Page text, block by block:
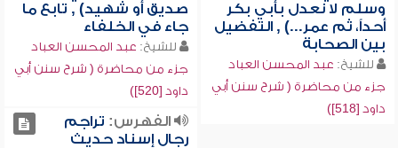
وسلم لا نعدل بأبي بكر
أحداً، ثم عمر...) , التفضيل
بين الصحابة
للشيخ: عبد المحسن العباد
جزء من محاضرة ( شرح سنن أبي
داود [518])
صديق أو شهيد) , تابع ما
جاء في الخلفاء
للشيخ: عبد المحسن العباد
جزء من محاضرة ( شرح سنن أبي
داود [520])
الفهرس: تراجم
رجال إسناد حديث